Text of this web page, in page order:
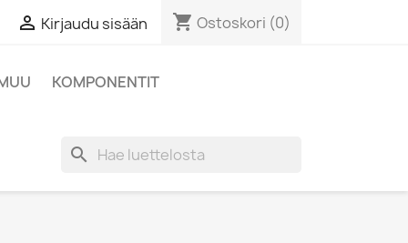
 Kirjaudu sisään shopping_cart Ostoskori (0)
KOMPONENTIT
search